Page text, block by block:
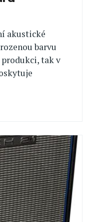
akustické
barvu
tak v